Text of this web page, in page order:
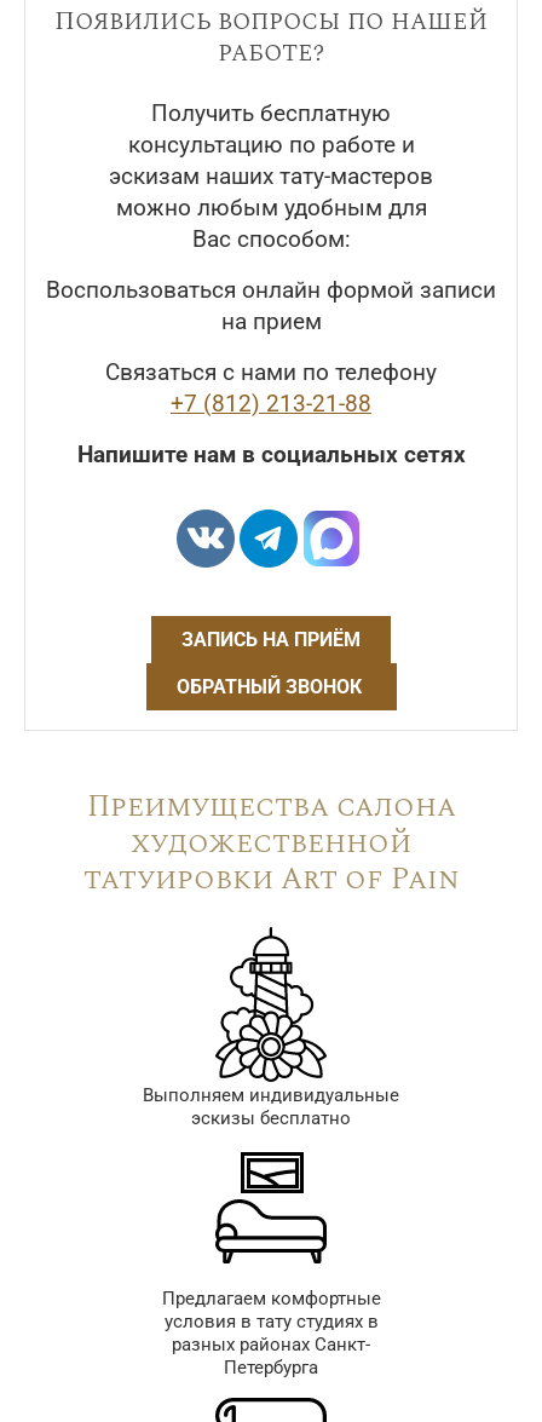
Появились вопросы по нашей
работе?
Получить бесплатную
консультацию по работе и
эскизам наших тату-мастеров
можно любым удобным для
Вас способом:
Воспользоваться онлайн формой записи
на прием
Связаться с нами по телефону
+7 (812) 213-21-88
Напишите нам в социальных сетях
ЗАПИСЬ НА ПРИЁМ
ОБРАТНЫЙ ЗВОНОК
Преимущества салона
художественной
татуировки Art of Pain
Выполняем индивидуальные
эскизы бесплатно
Предлагаем комфортные
условия в тату студиях в
разных районах Санкт-
Петербурга